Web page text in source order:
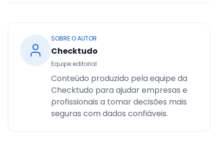
SOBRE O AUTOR
Checktudo
Equipe editorial
Conteúdo produzido pela equipe da
Checktudo para ajudar empresas e
profissionais a tomar decisões mais
seguras com dados confiáveis.